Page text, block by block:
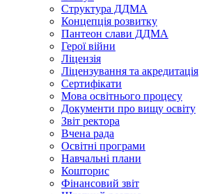
Структура ДДМА
Концепція розвитку
Пантеон слави ДДМА
Герої війни
Ліцензія
Ліцензування та акредитація
Сертифікати
Мова освітнього процесу
Документи про вищу освіту
Звіт ректора
Вчена рада
Освітні програми
Навчальні плани
Кошторис
Фінансовий звіт